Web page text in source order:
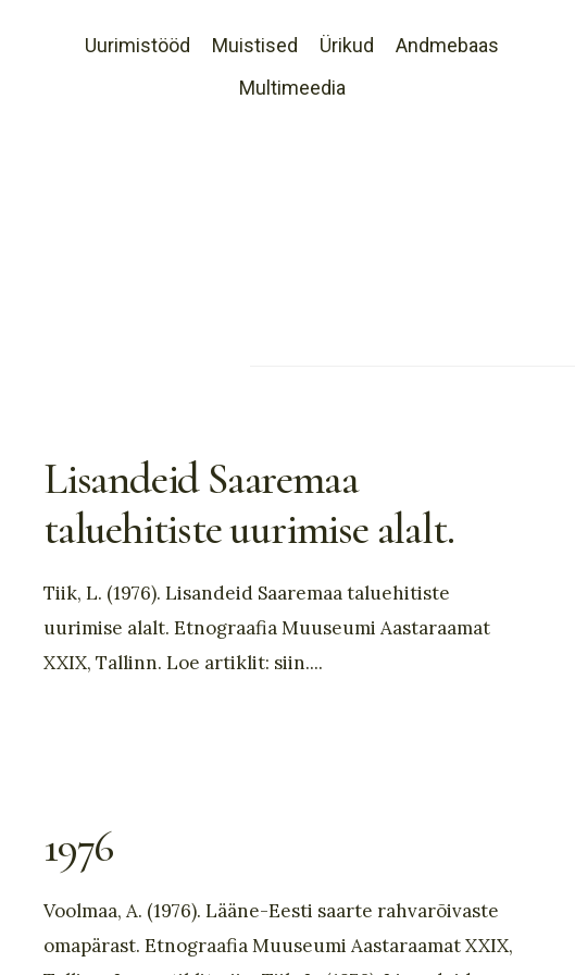
Uurimistööd Muistised Ürikud
Andmebaas
Multimeedia
Lisandeid Saaremaa
taluehitiste uurimise alalt.
Tiik, L. (1976). Lisandeid Saaremaa taluehitiste
uurimise alalt. Etnograafia Muuseumi Aastaraamat
XXIX, Tallinn. Loe artiklit: siin....
1976
Voolmaa, A. (1976). Lääne-Eesti saarte rahvarõivaste
omapärast. Etnograafia Muuseumi Aastaraamat XXIX,